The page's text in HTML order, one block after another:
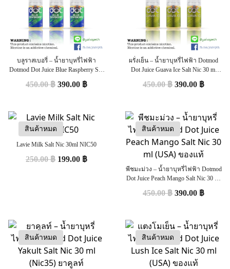
บลูราสเบอรี่ – น้ำยาบุหรี่ไฟฟ้า
Dotmod Dot Juice Blue Raspberry Salt
450.00฿ 390.00 ฿
ผรั่งเย็น – น้ำยาบุหรี่ไฟฟ้า Dotmod
Dot Juice Guava Ice Salt Nic 30 ml
450.00฿ 390.00 ฿
สินค้าหมด
Lavie Milk Salt Nic 30ml NIC50
250.00฿ 199.00 ฿
สินค้าหมด
พีชมะม่วง – น้ำยาบุหรี่ไฟฟ้า Dotmod
Dot Juice Peach Mango Salt Nic 30 ml
450.00฿ 390.00 ฿
สินค้าหมด สินค้าหมด